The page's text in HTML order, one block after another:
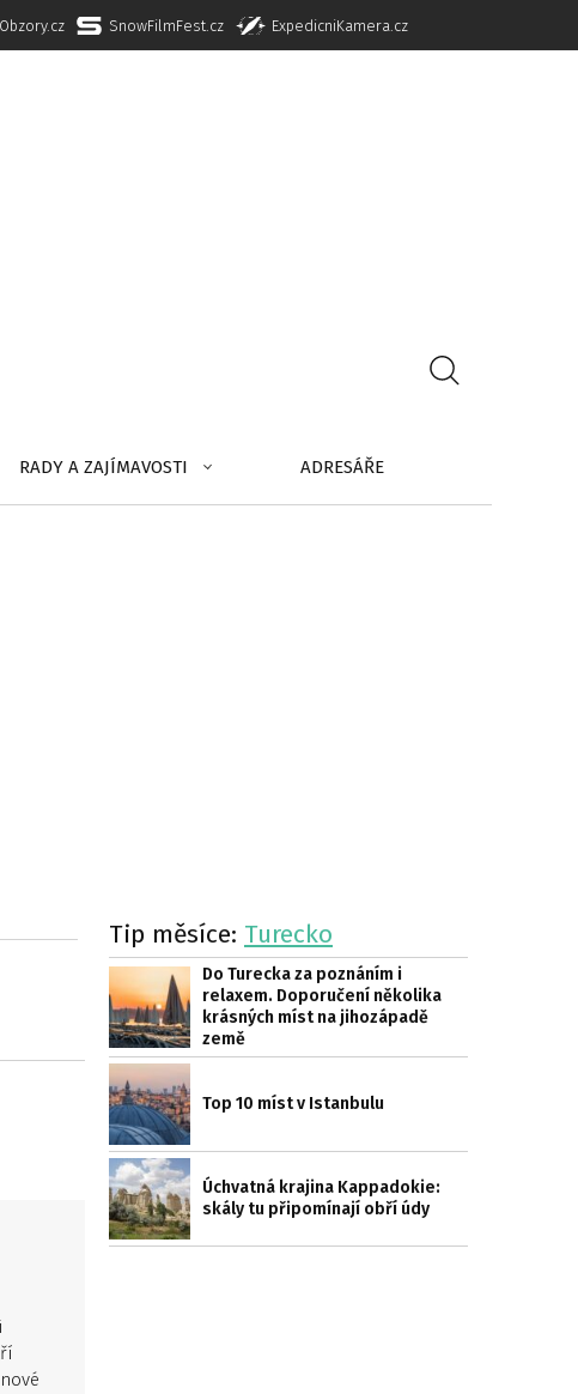
SnowFilmFest.cz ExpedicniKamera.cz
RADY A ZAJÍMAVOSTI ADRESÁŘE
Tip měsíce: Turecko
Do Turecka za poznáním i
relaxem. Doporučení několika
krásných míst na jihozápadě
země
Top 10 míst v Istanbulu
Úchvatná krajina Kappadokie:
skály tu připomínají obří údy